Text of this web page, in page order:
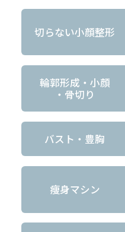
切らない小顔整形
輪郭形成・小顔
・骨切り
バスト・豊胸
痩身マシン